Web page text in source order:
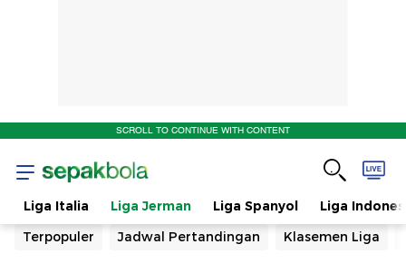
SCROLL TO CONTINUE WITH CONTENT
Liga Italia Liga Jerman Liga Spanyol
Liga
Terpopuler
Jadwal Pertandingan Klasemen Liga